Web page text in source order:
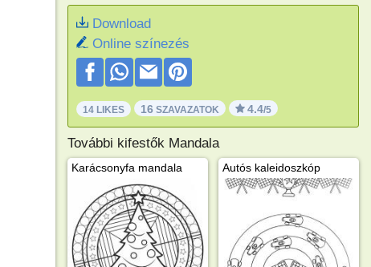
Download
Online színezés
14 LIKES 16SZAVAZATOK 4.4/5
További kifestők Mandala
Karácsonyfa mandala Autós kaleidoszkóp